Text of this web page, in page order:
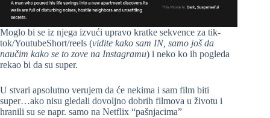
Moglo bi se iz njega izvući upravo kratke sekvence za tik-
tok/YoutubeShort/reels (vidite kako sam IN, samo još da
naučim kako se to zove na Instagramu) i neko ko ih pogleda
rekao bi da su super.
U stvari apsolutno verujem da će nekima i sam film biti
super…ako nisu gledali dovoljno dobrih filmova u životu i
hranili su se napr. samo na Netflix “pašnjacima”